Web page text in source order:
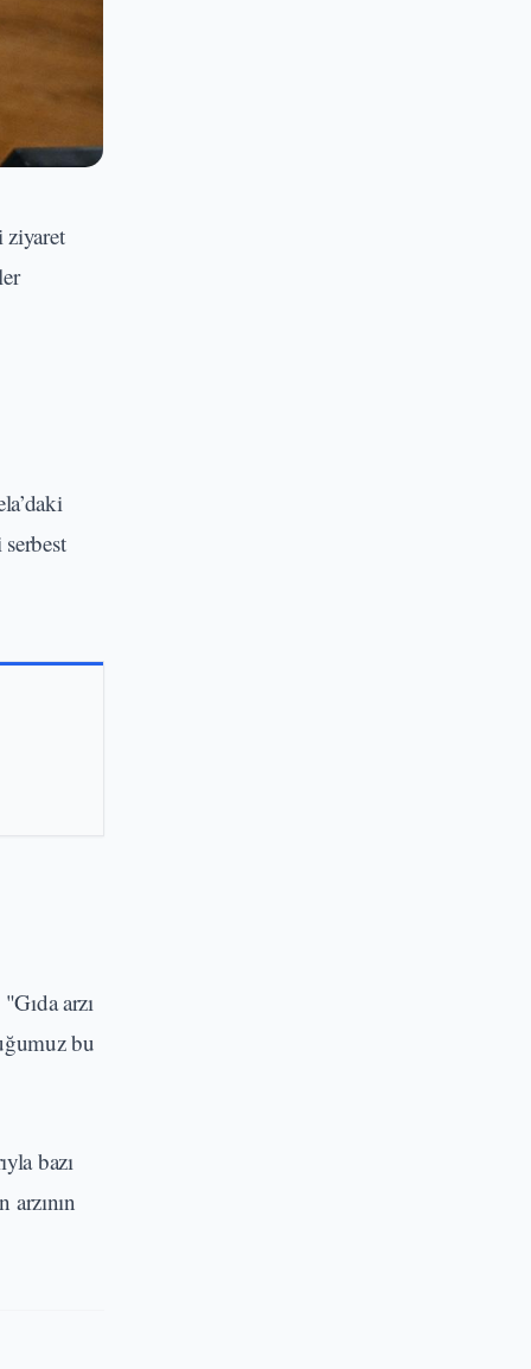
ziyaret
arzı
bu
bazı